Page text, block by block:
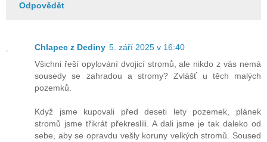
Odpovědět
Chlapec z Dediny 5. září 2025 v 16:40
Všichni řeší opylování dvojicí stromů, ale nikdo z vás nemá
sousedy se zahradou a stromy? Zvlášť u těch malých
pozemků.
Když jsme kupovali před deseti lety pozemek, plánek
stromů jsme třikrát překreslili. A dali jsme je tak daleko od
sebe, aby se opravdu vešly koruny velkých stromů. Soused